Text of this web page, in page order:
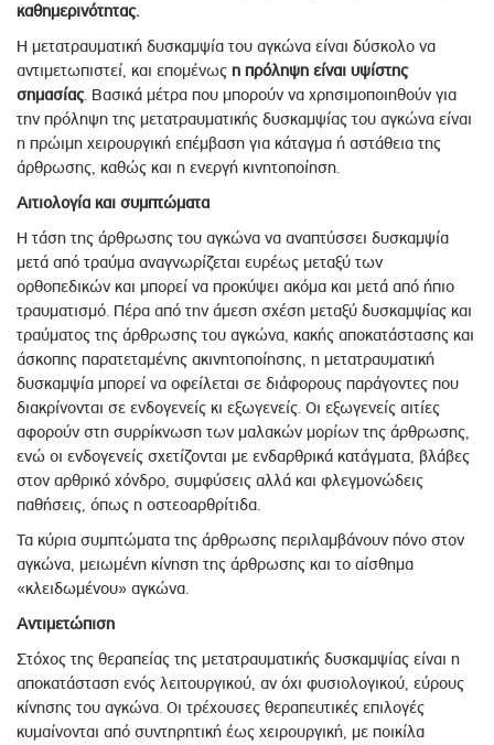
καθημερινότητας.
Η μετατραυματική δυσκαμψία του αγκώνα είναι δύσκολο να
αντιμετωπιστεί, και επομένως η πρόληψη είναι υψίστης
σημασίας. Βασικά μέτρα που μπορούν να χρησιμοποιηθούν για
την πρόληψη της μετατραυματικής δυσκαμψίας του αγκώνα είναι
η πρώιμη χειρουργική επέμβαση για κάταγμα ή αστάθεια της
άρθρωσης, καθώς και η ενεργή κινητοποίηση.
Αιτιολογία και συμπτώματα
Η τάση της άρθρωσης του αγκώνα να αναπτύσσει δυσκαμψία
μετά από τραύμα αναγνωρίζεται ευρέως μεταξύ των
ορθοπεδικών και μπορεί να προκύψει ακόμα και μετά από ήπιο
τραυματισμό. Πέρα από την άμεση σχέση μεταξύ δυσκαμψίας και
τραύματος της άρθρωσης του αγκώνα, κακής αποκατάστασης και
άσκοπης παρατεταμένης ακινητοποίησης, η μετατραυματική
δυσκαμψία μπορεί να οφείλεται σε διάφορους παράγοντες που
διακρίνονται σε ενδογενείς κι εξωγενείς. Οι εξωγενείς αιτίες
αφορούν στη συρρίκνωση των μαλακών μορίων της άρθρωσης,
ενώ οι ενδογενείς σχετίζονται με ενδαρθρικά κατάγματα, βλάβες
στον αρθρικό χόνδρο, συμφύσεις αλλά και φλεγμονώδεις
παθήσεις, όπως η οστεοαρθρίτιδα.
Τα κύρια συμπτώματα της άρθρωσης περιλαμβάνουν πόνο στον
αγκώνα, μειωμένη κίνηση της άρθρωσης και το αίσθημα
«κλειδωμένου» αγκώνα.
Αντιμετώπιση
Στόχος της θεραπείας της μετατραυματικής δυσκαμψίας είναι η
αποκατάσταση ενός λειτουργικού, αν όχι φυσιολογικού, εύρους
κίνησης του αγκώνα. Οι τρέχουσες θεραπευτικές επιλογές
κυμαίνονται από συντηρητική έως χειρουργική, με ποικίλα